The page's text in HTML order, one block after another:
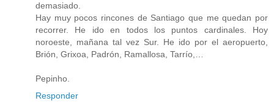
demasiado.
Hay muy pocos rincones de Santiago que me quedan por
recorrer. He ido en todos los puntos cardinales. Hoy
noroeste, mañana tal vez Sur. He ido por el aeropuerto,
Brión, Grixoa, Padrón, Ramallosa, Tarrío,…
Pepinho.
Responder